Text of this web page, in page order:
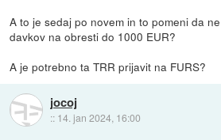
A to je sedaj po novem in to pomeni da
davkov na obresti do 1000 EUR?
A je potrebno ta TRR prijavit na FURS?
jocoj
:: 14. jan 2024, 16:00